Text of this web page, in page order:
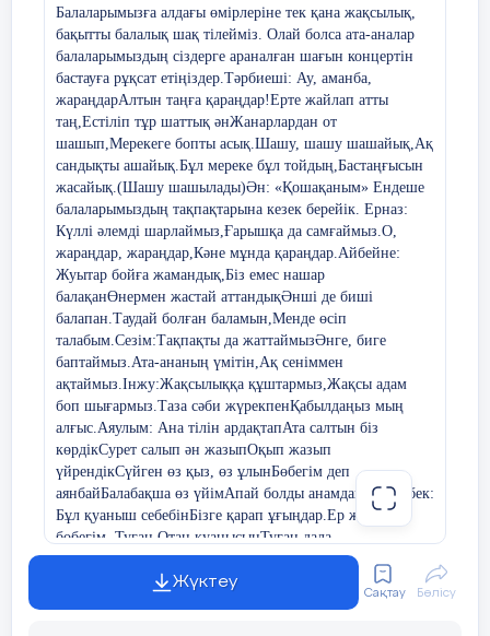
2-жүргізуші - Алтынай:
Анаға арнап ақ тілектер айтар күн,
Әкеге арнап марапатты бастар күн.
Бүгінгі күн мәңгі есте сақтар күн,
Бүгінгі күн есінде мәңгі жастардың.
1-жүргізуші - Ерсаин:
О, ата-анам,
Таянышым, тірегім!
Бар бақытты бір басыңа тіледім.
Бізді жақсы болса екен дап қашанда,
Лүпілдейді сенің қамқор жүрегің.
2-жүргізуші - Алтынай:
Адам баласы шыр етіп дүниеге келгеннен
бастап, сол ортаның ыстық-суығына
бейімделіп, ықпалына көніп, осында ер
Балаларымызға алдағы өмірлеріне тек қана жақсылық,
бақытты балалық шақ тілейміз. Олай болса ата-аналар
балаларымыздың сіздерге араналған шағын концертін
бастауға рұқсат етіңіздер.Тәрбиеші: Ау, аманба,
жараңдарАлтын таңға қараңдар!Ерте жайлап атты
таң,Естіліп тұр шаттық әнЖанарлардан от
шашып,Мерекеге бопты асық.Шашу, шашу шашайық,Ақ
сандықты ашайық.Бұл мереке бұл тойдың,Бастаңғысын
жасайық.(Шашу шашылады)Ән: «Қошақаным» Ендеше
балаларымыздың тақпақтарына кезек берейік. Ерназ:
Күллі әлемді шарлаймыз,Ғарышқа да самғаймыз.О,
жараңдар, жараңдар,Кәне мұнда қараңдар.Айбейне:
Жуытар бойға жамандық,Біз емес нашар
балақанӨнермен жастай аттандықӘнші де биші
балапан.Таудай болған баламын,Менде өсіп
талабым.Сезім:Тақпақты да жаттаймызӘнге, биге
баптаймыз.Ата-ананың үмітін,Ақ сеніммен
ақтаймыз.Інжу:Жақсылыққа құштармыз,Жақсы адам
боп шығармыз.Таза сәби жүрекпенҚабылдаңыз мың
алғыс.Аяулым: Ана тілін ардақтапАта салтын біз
көрдікСурет салып ән жазыпОқып жазып
үйрендікСүйген өз қыз, өз ұлынБөбегім деп
аянбайБалабақша өз үйімАпай болды анамдай.
Асланбек:
Бұл қуаныш себебінБізге қарап ұғыңдар.Ер жетті деп
бөбегім, Туған Отан қуанысынТуған дала
қуанысын.Ақниет:Күл қоқысты шашпаймыз,Үйді таза
Өнегеден, үлгіден-
Шашымызды
Жүктеу
Сақтау Бөлісу